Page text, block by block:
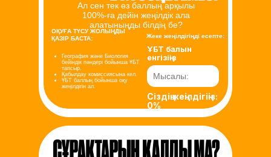
ОҚУҒА ТҮСУ ЖОЛЫҢДЫ
ҚАЗІР БАСТА:
Жеке жеңілдігіңді есепте:
География және Биология
бейіндік пәндері бойынша ҰБТ
тапсыр.
Қабылдау комиссиясына кел.
ҰБТ баллың бойынша оқу
жеңілдігін ал.
Ал сен тек өз баллың арқылы
100%-ға дейін жеңілдік ала
алатыныңды білдің бе?
ҰБТ балын
енгізіңіз
Сіздің жеңілдігіңіз:
0%